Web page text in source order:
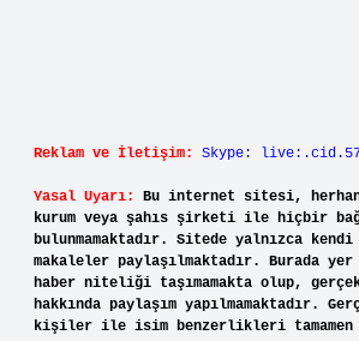
Reklam ve İletişim: Skype:
Yasal Uyarı:
Bu internet sitesi,
kurum veya şahıs şirketi ile hiçbir
bulunmamaktadır. Sitede yalnızca kendi
makaleler paylaşılmaktadır. Burada
haber niteliği taşımamakta olup,
hakkında paylaşım yapılmamaktadır.
kişiler ile isim benzerlikleri